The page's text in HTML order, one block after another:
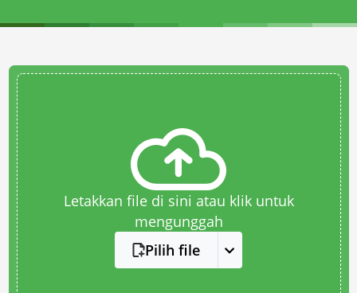
Letakkan file di sini atau klik untuk
mengunggah
Pilih file